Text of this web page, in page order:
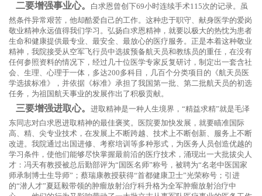
二要增强事业心。
白求恩曾创下69小时连续手术115次的记录。虽
然条件异常艰苦，他却酷爱自己的工作。这种忠于职守、献身医学的爱岗
敬业精神永远值得我们学习。弘扬白求恩精神，就要以极大的热忱为患者
生命和健康提供最专业、最安全、最放心的医疗服务。正是本着这种敬业
精神，我院接受从空军飞行员中选拔预备航天员和教练员的重任，在没有
任何参照资料的情况下，经过几十位医学专家反复研讨，制定出一套含社
会、生理、心理于一体，多达200多科目，几百个分类项目的《航天员医
学选拔标准》，并依据《标准》承担了我国第一批、第二批航天员的初选
任务，为祖国航天事业的发展作出了积极贡献。
三要增强进取心。 进取精神是一种人生境界，“精益求精”就是毛泽
东同志对白求恩进取精神的最佳褒奖。医院要加快发展，就要瞄准国际
高、精、尖专业技术，在发展上不断跨越、技术上不断创新、服务上不断
改进。我院通过出国进修、考察培训等多种形式，为医务人员创造优越的
学习条件，使他们能够尽快掌握最前沿的医疗技术，涌现出一大批拔尖人
才：冯天有教授被总后勤部评为“国医名师”称号，被聘为“名老中医国家
师承制博士生导师”；蔡瑞康教授获得“首都健康卫士”光荣称号；引进
的“潜人才”夏廷毅带领的肿瘤放射治疗科升格为全军肿瘤放射治疗中